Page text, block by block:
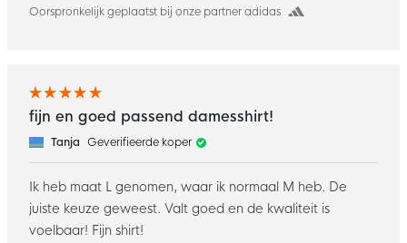
Oorspronkelijk geplaatst bij onze partner adidas
fijn en goed passend damesshirt!
Tanja Geverifieerde koper
Ik heb maat L genomen, waar ik normaal M heb. De
juiste keuze geweest. Valt goed en de kwaliteit is
voelbaar! Fijn shirt!